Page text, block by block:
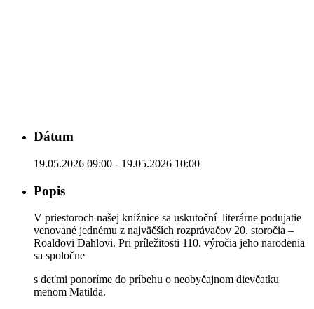
Dátum
19.05.2026 09:00 - 19.05.2026 10:00
Popis
V priestoroch našej knižnice sa uskutoční literárne podujatie
venované jednému z najväčších rozprávačov 20. storočia –
Roaldovi Dahlovi. Pri príležitosti 110. výročia jeho narodenia
sa spoločne
s deťmi ponoríme do príbehu o neobyčajnom dievčatku
menom Matilda.